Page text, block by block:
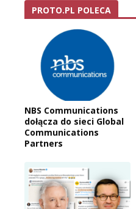
PROTO.PL POLECA
NBS Communications
dołącza do sieci Global
Communications
Partners